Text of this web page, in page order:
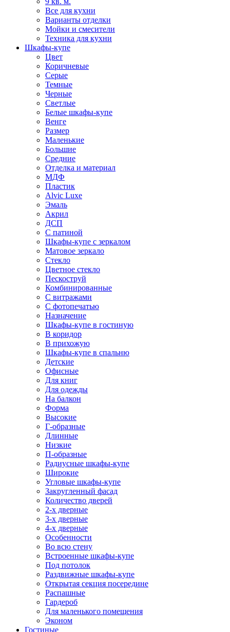
Все для кухни
Варианты отделки
Мойки и смесители
Техника для кухни
Шкафы-купе
Цвет
Коричневые
Серые
Темные
Черные
Светлые
Белые шкафы-купе
Венге
Размер
Маленькие
Большие
Средние
Отделка и материал
МДФ
Пластик
Alvic Luxe
Эмаль
Акрил
ДСП
С патиной
Шкафы-купе с зеркалом
Матовое зеркало
Стекло
Цветное стекло
Пескоструй
Комбинированные
С витражами
С фотопечатью
Назначение
Шкафы-купе в гостиную
В коридор
В прихожую
Шкафы-купе в спальню
Детские
Офисные
Для книг
Для одежды
На балкон
Форма
Высокие
Г-образные
Длинные
Низкие
П-образные
Радиусные шкафы-купе
Широкие
Угловые шкафы-купе
Закругленный фасад
Количество дверей
2-х дверные
3-х дверные
4-х дверные
Особенности
Во всю стену
Встроенные шкафы-купе
Под потолок
Раздвижные шкафы-купе
Открытая секция посередине
Распашные
Гардероб
Для маленького помещения
Эконом
Гостиные